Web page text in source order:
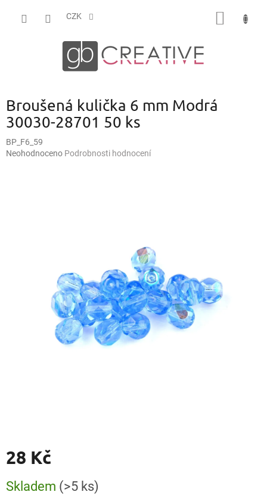
CZK
Broušená kulička 6 mm Modrá
30030-28701 50 ks
BP_F6_59
Průměrné
Neohodnoceno Podrobnosti hodnocení
28 Kč
cena:
Skladem (>5 ks)